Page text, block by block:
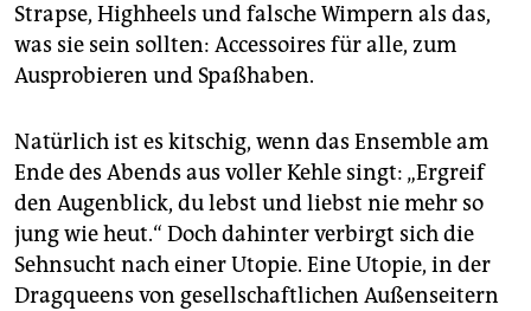
Strapse, Highheels und falsche Wimpern als das,
was sie sein sollten: Accessoires für alle, zum
Ausprobieren und Spaßhaben.
Natürlich ist es kitschig, wenn das Ensemble am
Ende des Abends aus voller Kehle singt: „Ergreif
den Augenblick, du lebst und liebst nie mehr so
jung wie heut.“ Doch dahinter verbirgt sich die
Sehnsucht nach einer Utopie. Eine Utopie, in der
Dragqueens von gesellschaftlichen Außenseitern